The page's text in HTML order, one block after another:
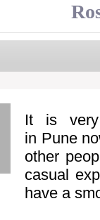
It is
in Pune
other
casual
have a